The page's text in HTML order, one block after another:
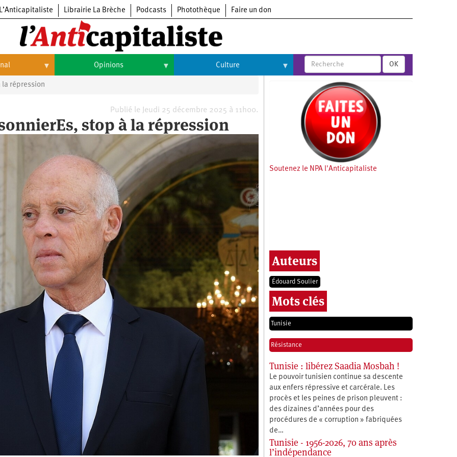
L’Anticapitaliste Librairie La Brèche Podcasts Photothèque Faire un don
Opinions Culture
Arts
Cinéma
Expositions
Livres
OK
la répression
Publié le Jeudi 25 décembre 2025 à 11h00.
stop à la répression
Soutenez le NPA l'Anticapitaliste
Auteurs
Édouard Soulier
Mots clés
Tunisie
Résistance
Tunisie : libérez Saadia Mosbah !
Le pouvoir tunisien continue sa descente
aux enfers répressive et carcérale. Les
procès et les peines de prison pleuvent :
des dizaines d’années pour des
procédures de « corruption » fabriquées
de…
Tunisie - 1956-2026, 70 ans après
l’indépendance